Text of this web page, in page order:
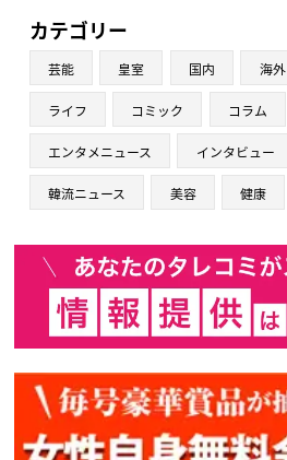
カテゴリー
芸能 皇室 国内 海外
ライフ コミック コラム
エンタメニュース インタビュー
韓流ニュース 美容 健康